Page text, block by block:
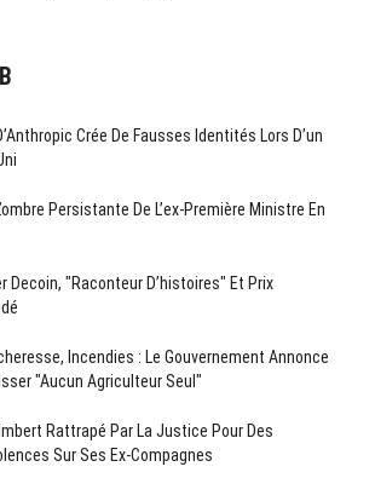
Crée De Fausses Identités Lors D’un
Persistante De L’ex-Première Ministre En
Decoin, "raconteur D’histoires" Et Prix
Incendies : Le Gouvernement Annonce
"aucun Agriculteur Seul"
Rattrapé Par La Justice Pour Des
Sur Ses Ex-Compagnes